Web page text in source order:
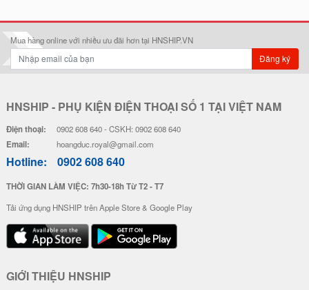
u Luck Cat
28.000 đ
Đơn giá
Số lượng
24.000 đ
5-19
22.000 đ
20-49
20.000 đ
50-100
Ốp Vân Da Viền Camera Bạc - Mẫ
u Độc Lập
28.000 đ
20.000 đ